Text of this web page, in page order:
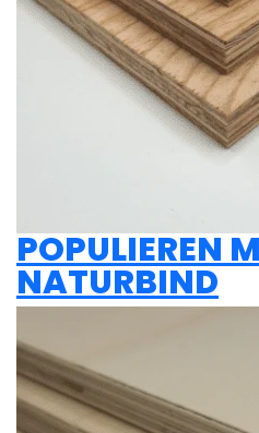
POPULIEREN
NATURBIND